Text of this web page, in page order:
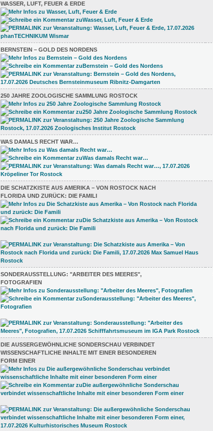
WASSER, LUFT, FEUER & ERDE
BERNSTEIN – GOLD DES NORDENS
250 JAHRE ZOOLOGISCHE SAMMLUNG ROSTOCK
WAS DAMALS RECHT WAR…
DIE SCHATZKISTE AUS AMERIKA – VON ROSTOCK NACH
FLORIDA UND ZURÜCK: DIE FAMILI
SONDERAUSSTELLUNG: "ARBEITER DES MEERES",
FOTOGRAFIEN
DIE AUSSERGEWÖHNLICHE SONDERSCHAU VERBINDET W
ISSENSCHAFTLICHE INHALTE MIT EINER BESONDEREN F
ORM EINER